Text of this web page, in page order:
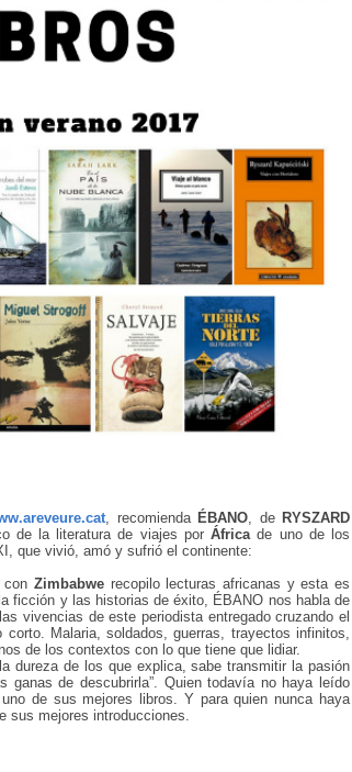
, recomienda ÉBANO, de RYSZARD
de la literatura de viajes porÁfricade uno de los
que vivió, amó y sufrió el continente:
con Zimbabwe recopilo lecturas africanas y esta es
ficción y las historias de éxito, ÉBANO nos habla de
vivencias de este periodista entregado cruzando el
corto. Malaria, soldados, guerras, trayectos infinitos,
de los contextos con lo que tiene que lidiar.
dureza de los que explica, sabe transmitir la pasión
ganas de descubrirla”. Quien todavía no haya leído
de sus mejores libros. Y para quien nunca haya
sus mejores introducciones.